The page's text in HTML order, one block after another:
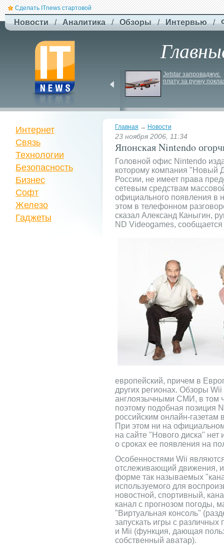
Сделать ITnews стартовой
Новости / Аналитика / Обзоры / Интервью /
повітряний штурм за
участю роботів
Jetstar запроваджує
плату за ручну
Главная → Новости
23 ноября 2006, 11:34
Японская Nintendo
Головной офис Nintendo
которому компания "Новый
России, не имеет права
сетевым средствам
официального появления в
этом в телефонном
сказал Александ Каныгин,
ND Videogames,
европейский, причем в
других регионах. Обзоры
англоязычными СМИ, в том
поэтому подобная позиция
российским онлайн-газетам
При этом ни на
на сайте "Нового диска"
о сроках ее появления на
Особенностями Wii
отслеживающий движения,
форме так называемых
используемого для
новостной, спортивный,
канал с прогнозом погоды,
"Виртуальная консоль"
запускать игры с
и Mii (функция, дающая
собственный аватар).
Интернет
Связь
Технологии
Безопасность
Бизнес
Софт
Железо
Гаджеты